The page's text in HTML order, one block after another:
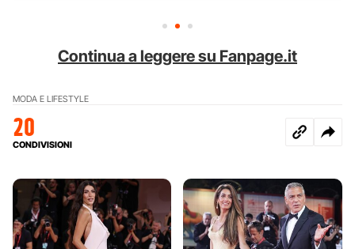
Continua a leggere su Fanpage.it
MODA E LIFESTYLE
20
CONDIVISIONI